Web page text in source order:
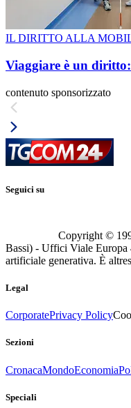
IL DIRITTO ALLA
Viaggiare è un
contenuto sponsorizzato
Seguici su
Copyright ©
Bassi) - Uffici Viale
artificiale generativa. È
Legal
CorporatePrivacy Policy
Sezioni
CronacaMondoEconomia
Speciali